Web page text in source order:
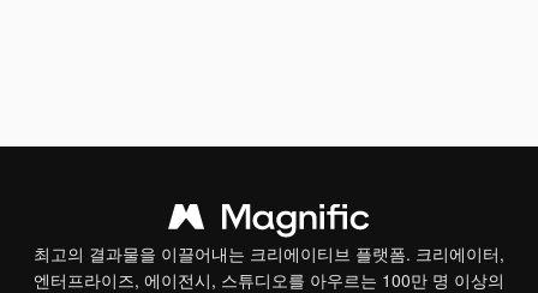
최고의 결과물을 이끌어내는 크리에이티브 플랫폼. 크리에이터,
엔터프라이즈, 에이전시, 스튜디오를 아우르는 100만 명 이상의